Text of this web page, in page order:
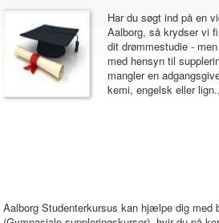
Har du søgt ind på en
Aalborg, så krydser vi
dit drømmestudie -
med hensyn til
mangler en
kemi, engelsk eller
Aalborg Studenterkursus kan hjælpe dig med